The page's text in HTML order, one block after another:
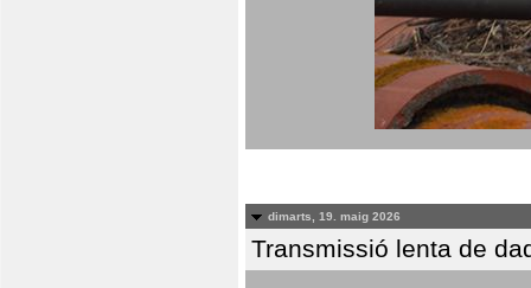
dimarts, 19. maig 2026
Transmissió lenta de